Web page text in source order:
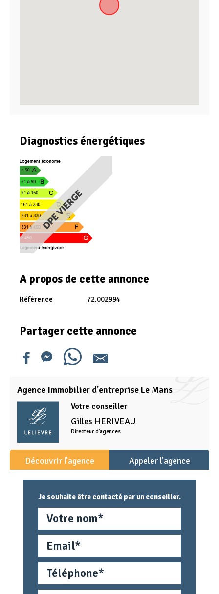
Diagnostics énergétiques
A propos de cette annonce
Référence 72.002994
Partager cette annonce
Agence Immobilier d'entreprise Le Mans
Votre conseiller
Gilles HERIVEAU
Directeur d'agences
Découvrir l'agence Appeler l'agence
Je souhaite être contacté par un conseiller.
Téléphone
Métier